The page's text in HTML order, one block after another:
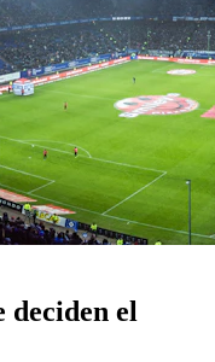
deciden el